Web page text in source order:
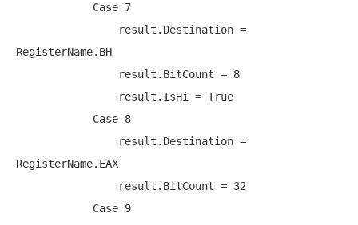
Case 7
RegisterName.BH
                result.IsHi =
True
Case 8
RegisterName.EAX
Case 9